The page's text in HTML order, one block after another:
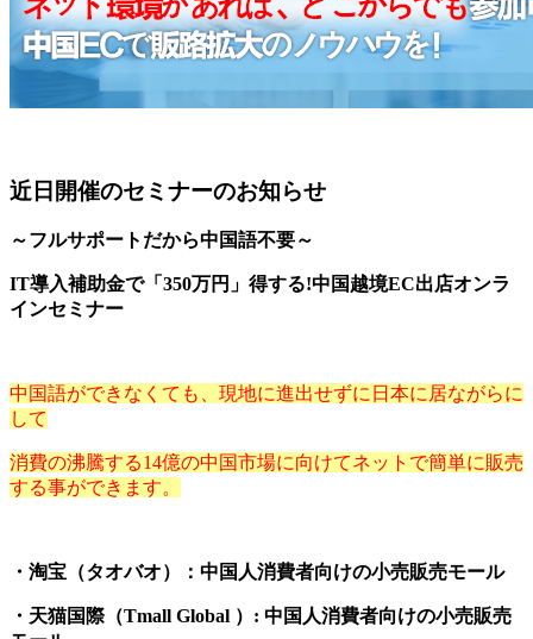
近日開催のセミナーのお知らせ
～フルサポートだから中国語不要～
IT導入補助金で「350万円」得する!中国越境EC出店オンラ
インセミナー
中国語ができなくても、現地に進出せずに日本に居ながらに
して
消費の沸騰する14億の中国市場に向けてネットで簡単に販売
する事ができます。
・淘宝（タオバオ）：中国人消費者向けの小売販売モール
・天猫国際（Tmall Global ）: 中国人消費者向けの小売販売